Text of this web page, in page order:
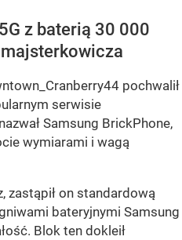
z baterią 30 000
pochwalił
serwisie
Samsung BrickPhone,
wymiarami i wagą
zastąpił on standardową
bateryjnymi Samsung
Blok ten dokleił